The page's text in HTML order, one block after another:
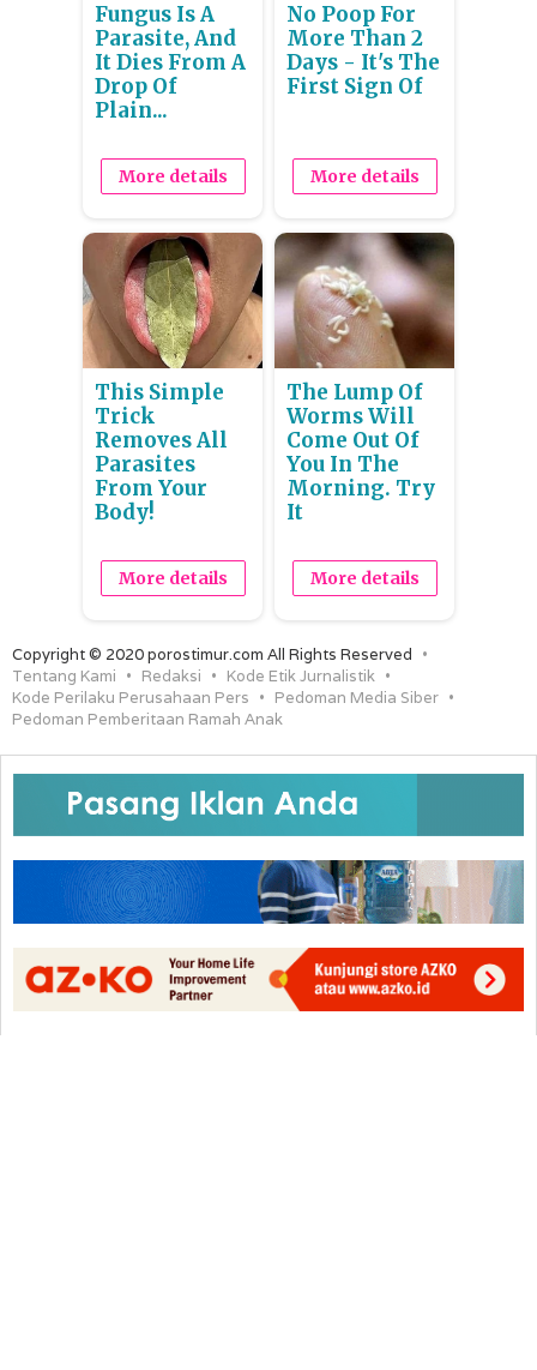
Fungus Is A
Parasite, And
It Dies From A
Drop Of
Plain...
More details
No Poop For
More Than 2
Days - It's The
First Sign Of
More details
This Simple
Trick
Removes All
Parasites
From Your
Body!
More details
The Lump Of
Worms Will
Come Out Of
You In The
Morning. Try
It
More details
Copyright © 2020 porostimur.com All Rights Reserved
Tentang Kami
Redaksi
Kode Etik Jurnalistik
Kode Perilaku Perusahaan Pers
Pedoman Media Siber
Pedoman Pemberitaan Ramah Anak